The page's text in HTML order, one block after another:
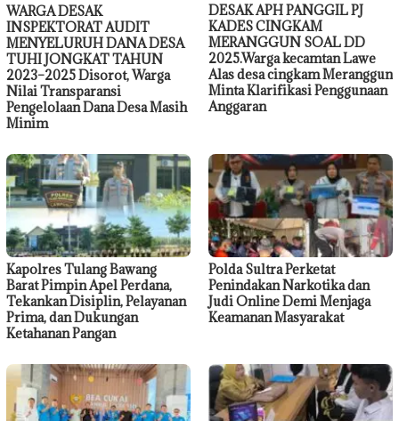
WARGA DESAK
INSPEKTORAT AUDIT
MENYELURUH DANA DESA
TUHI JONGKAT TAHUN
2023–2025 Disorot, Warga
Nilai Transparansi
Pengelolaan Dana Desa Masih
Minim
DESAK APH PANGGIL PJ
KADES CINGKAM
MERANGGUN SOAL DD
2025.Warga kecamtan Lawe
Alas desa cingkam Meranggun
Minta Klarifikasi Penggunaan
Anggaran
Kapolres Tulang Bawang
Barat Pimpin Apel Perdana,
Tekankan Disiplin, Pelayanan
Prima, dan Dukungan
Ketahanan Pangan
Polda Sultra Perketat
Penindakan Narkotika dan
Judi Online Demi Menjaga
Keamanan Masyarakat